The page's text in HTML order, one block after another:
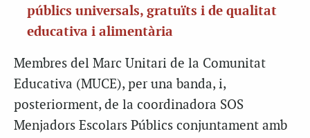
públics universals, gratuïts i de qualitat
educativa i alimentària
Membres del Marc Unitari de la Comunitat
Educativa (MUCE), per una banda, i,
posteriorment, de la coordinadora SOS
Menjadors Escolars Públics conjuntament amb